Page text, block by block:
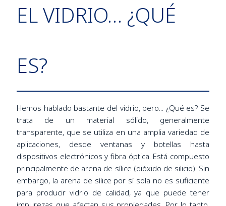
EL VIDRIO… ¿QUÉ
ES?
Hemos hablado bastante del vidrio, pero... ¿Qué es? Se
trata de un material sólido, generalmente
transparente, que se utiliza en una amplia variedad de
aplicaciones, desde ventanas y botellas hasta
dispositivos electrónicos y fibra óptica. Está compuesto
principalmente de arena de sílice (dióxido de silicio). Sin
embargo, la arena de sílice por sí sola no es suficiente
para producir vidrio de calidad, ya que puede tener